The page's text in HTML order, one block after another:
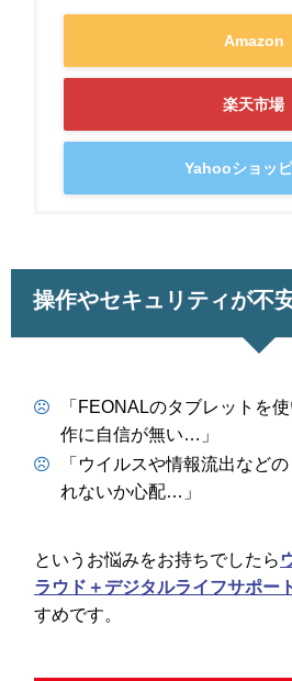
Amazon
楽天市場
Yahooショッ
操作やセキュリティが不
「FEONALのタブレットを
作に自信が無い…」
「ウイルスや情報流出など
れないか心配…」
というお悩みをお持ちでしたら
ラウド＋デジタルライフサポー
すめです。